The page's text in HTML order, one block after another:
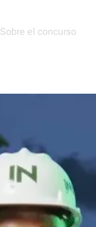
Sobre el concurso